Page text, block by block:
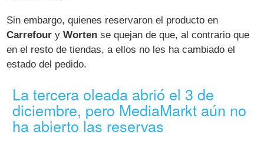
Sin embargo, quienes reservaron el producto en
Carrefour yWorten se quejan de que, al contrario que
en el resto de tiendas, a ellos no les ha cambiado el
estado del pedido.
La tercera oleada abrió el 3 de
diciembre, pero MediaMarkt aún no
ha abierto las reservas